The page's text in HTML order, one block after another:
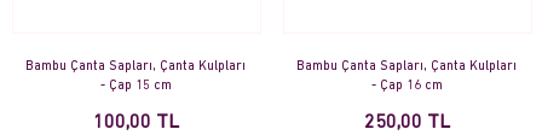
Bambu Çanta Sapları, Çanta Kulpları
- Çap 15 cm
100,00 TL
Bambu Çanta Sapları, Çanta Kulpları
- Çap 16 cm
250,00 TL